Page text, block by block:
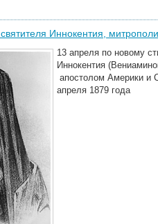
Иннокентия,
13 апреля по новому
Иннокентия
апостолом Америки и
апреля 1879 года